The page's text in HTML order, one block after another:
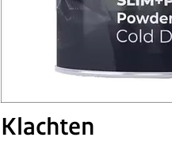
Klachten